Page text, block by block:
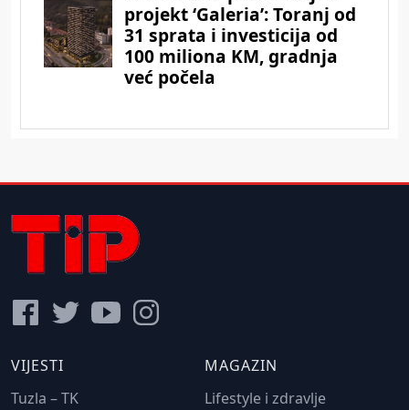
VIJESTI
Tuzla – TK
MAGAZIN
Lifestyle i zdravlje